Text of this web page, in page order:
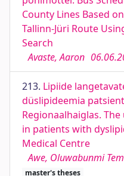
County Lines Based
Tallinn-Jüri Route
Search
Avaste, Aaron
213. Lipiide
düslipideemia
Regionaalhaiglas.
in patients with
Medical Centre
Awe, Oluwabunmi
master's theses